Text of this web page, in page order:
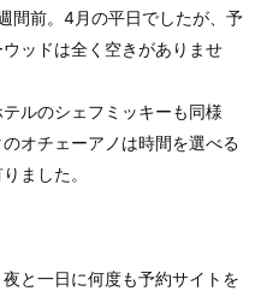
間前。4月の平日でしたが、予
ッドは全く空きがありませ
ルのシェフミッキーも同様
オチェーアノは時間を選べる
ました。
と一日に何度も予約サイトを